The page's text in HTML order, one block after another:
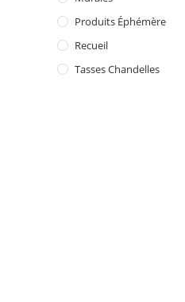
Produits Éphémère
Recueil
Tasses Chandelles